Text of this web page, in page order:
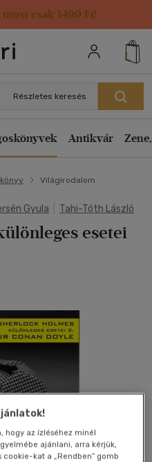
csak 1499 Ft!
Részletes keresés
Antikvár
Világirodalom
Gyula Tahi-Tóth László
esetei
hogy az ízléséhez minél
ajánlani, arra kérjük,
kat a „Rendben” gomb